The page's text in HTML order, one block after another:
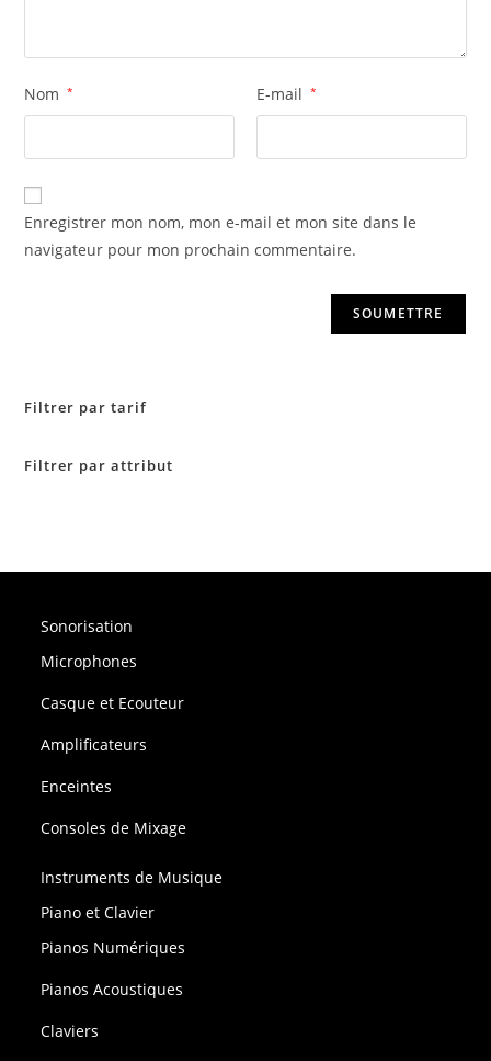
Nom * E-mail *
Enregistrer mon nom, mon e-mail et mon site dans le
navigateur pour mon prochain commentaire.
Filtrer par tarif
Filtrer par attribut
Sonorisation
Microphones
Casque et Ecouteur
Amplificateurs
Enceintes
Consoles de Mixage
Instruments de Musique
Piano et Clavier
Pianos Numériques
Pianos Acoustiques
Claviers